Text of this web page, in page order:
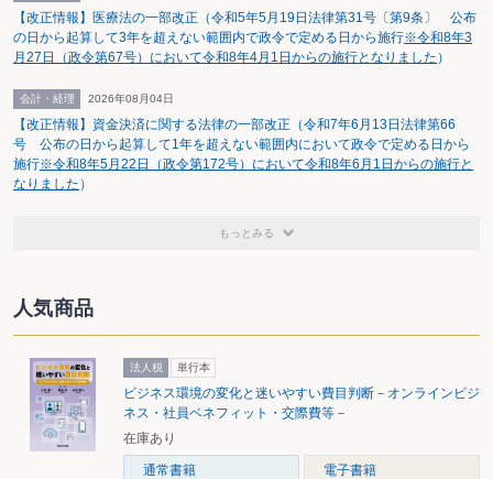
度税制改正での大きな議論となりそうだ。
【改正情報】医療法の一部改正（令和5年5月19日法律第31号〔第9条〕 公布
の日から起算して3年を超えない範囲内で政令で定める日から施行※令和8年3
月27日（政令第67号）において令和8年4月1日からの施行となりました ）
会計・経理 2026年08月04日
【改正情報】資金決済に関する法律の一部改正（令和7年6月13日法律第66
号 公布の日から起算して1年を超えない範囲内において政令で定める日から
施行※令和8年5月22日（政令第172号）において令和8年6月1日からの施行と
なりました ）
もっとみる
人気商品
法人税 単行本
ビジネス環境の変化と迷いやすい費目判断－オンラインビジ
ネス・社員ベネフィット・交際費等－
在庫あり
通常書籍
電子書籍